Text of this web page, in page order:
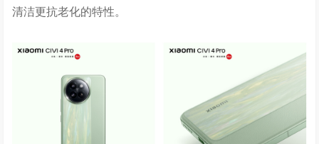
清洁更抗老化的特性。